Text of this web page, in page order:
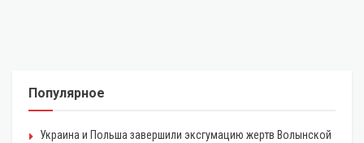
Популярное
Украина и Польша завершили эксгумацию жертв Волынской